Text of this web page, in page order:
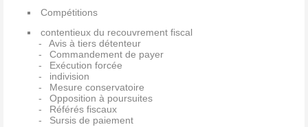
Compétitions
contentieux du recouvrement fiscal
Avis à tiers détenteur
Commandement de payer
Exécution forcée
indivision
Mesure conservatoire
Opposition à poursuites
Référés fiscaux
Sursis de paiement